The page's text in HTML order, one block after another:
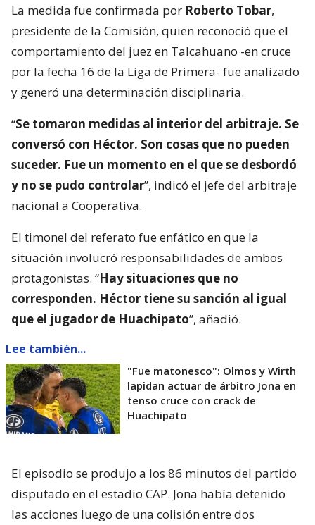
La medida fue confirmada por Roberto Tobar,
presidente de la Comisión, quien reconoció que el
comportamiento del juez en Talcahuano -en cruce
por la fecha 16 de la Liga de Primera- fue analizado
y generó una determinación disciplinaria.
“Se tomaron medidas al interior del arbitraje. Se
conversó con Héctor. Son cosas que no pueden
suceder. Fue un momento en el que se desbordó
y no se pudo controlar”, indicó el jefe del arbitraje
nacional a Cooperativa.
El timonel del referato fue enfático en que la
situación involucró responsabilidades de ambos
protagonistas. “Hay situaciones que no
corresponden. Héctor tiene su sanción al igual
que el jugador de Huachipato”, añadió.
Lee también...
"Fue matonesco": Olmos y Wirth
lapidan actuar de árbitro Jona en
tenso cruce con crack de
Huachipato
El episodio se produjo a los 86 minutos del partido
disputado en el estadio CAP. Jona había detenido
las acciones luego de una colisión entre dos